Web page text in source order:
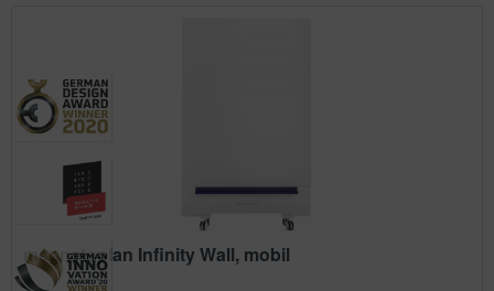
magnetoplan Infinity Wall, mobil